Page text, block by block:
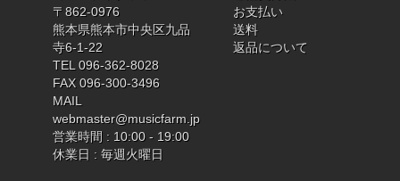
〒862-0976
熊本県熊本市中央区九品
寺6-1-22
TEL 096-362-8028
FAX 096-300-3496
MAIL
webmaster@musicfarm.jp
営業時間 : 10:00 - 19:00
休業日 : 毎週火曜日
お支払い
送料
返品について